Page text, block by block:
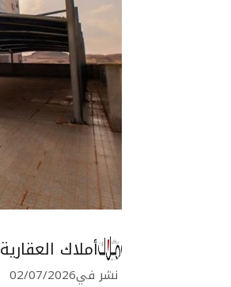
أملاك العقارية
نشر في02/07/2026